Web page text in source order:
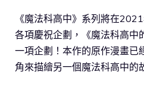
《魔法科高中》系列將在
各項慶祝企劃，《魔法科高中
一項企劃！本作的原作漫畫已
角來描繪另一個魔法科高中的